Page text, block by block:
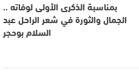
بمناسبة الذكرى الأولى لوفاته ..
الجمال والثورة في شعر الراحل عبد
السلام بوحجر